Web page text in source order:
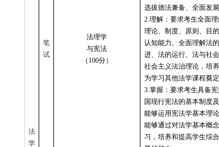
法
学
笔
试
法理学
与宪法
（100分）
选拔德法兼备、全面发
2.理解：要求考生全面
理论、制度、原则、目
认知能力。全面理解法
进、法的运行、法与社
社会主义法治理论，培
为学习其他法学课程奠
3.掌握：要求考生具备
国现行宪法的基本制度
能够运用宪法学基本理
能够通过对法学基本概
习，培养和提高学生综